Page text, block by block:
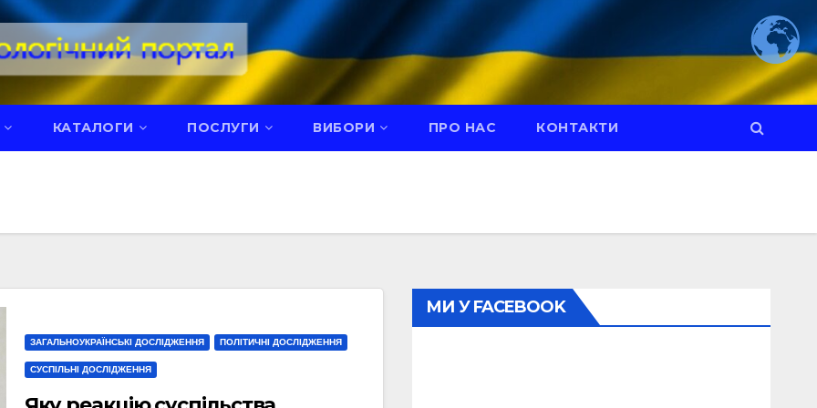
КАТАЛОГИ ПОСЛУГИ ВИБОРИ ПРО НАС КОНТАКТИ
ЗАГАЛЬНОУКРАЇНСЬКІ ДОСЛІДЖЕННЯ ПОЛІТИЧНІ ДОСЛІДЖЕННЯ
СУСПІЛЬНІ ДОСЛІДЖЕННЯ
МИ У FACEBOOK